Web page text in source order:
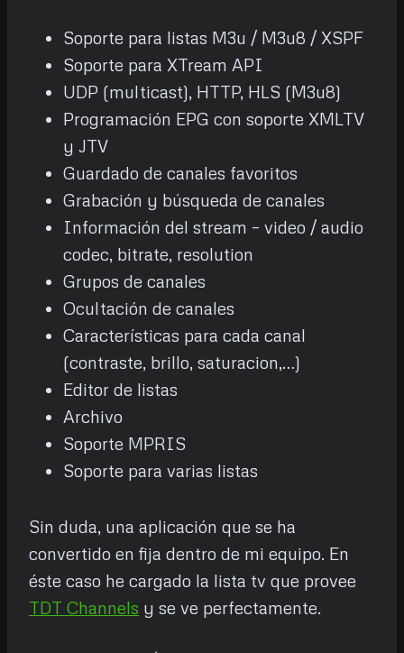
Soporte para listas M3u / M3u8 / XSPF
Soporte para XTream API
UDP (multicast), HTTP, HLS (M3u8)
Programación EPG con soporte XMLTV
y JTV
Guardado de canales favoritos
Grabación y búsqueda de canales
Información del stream – video / audio
codec, bitrate, resolution
Grupos de canales
Ocultación de canales
Características para cada canal
(contraste, brillo, saturacion,…)
Editor de listas
Archivo
Soporte MPRIS
Soporte para varias listas
Sin duda, una aplicación que se ha
convertido en fija dentro de mi equipo. En
éste caso he cargado la lista tv que provee
TDT Channels y se ve perfectamente.